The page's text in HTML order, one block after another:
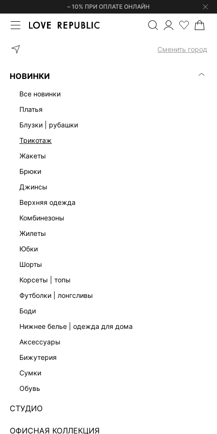
– 10% ПРИ ОПЛАТЕ ОНЛАЙН
Сменить город
НОВИНКИ
все новинки
платья
блузки | рубашки
трикотаж
жакеты
брюки
джинсы
верхняя одежда
комбинезоны
жилеты
юбки
шорты
корсеты | топы
футболки | лонгсливы
боди
нижнее белье | одежда для дома
аксессуары
бижутерия
сумки
обувь
СТУДИО
ОФИСНАЯ КОЛЛЕКЦИЯ
ГЛАВНАЯ БЛУЗКА
ЭКСКЛЮЗИВНО ОНЛАЙН
БЛУЗКА 6358009328-295
5 999 ₽